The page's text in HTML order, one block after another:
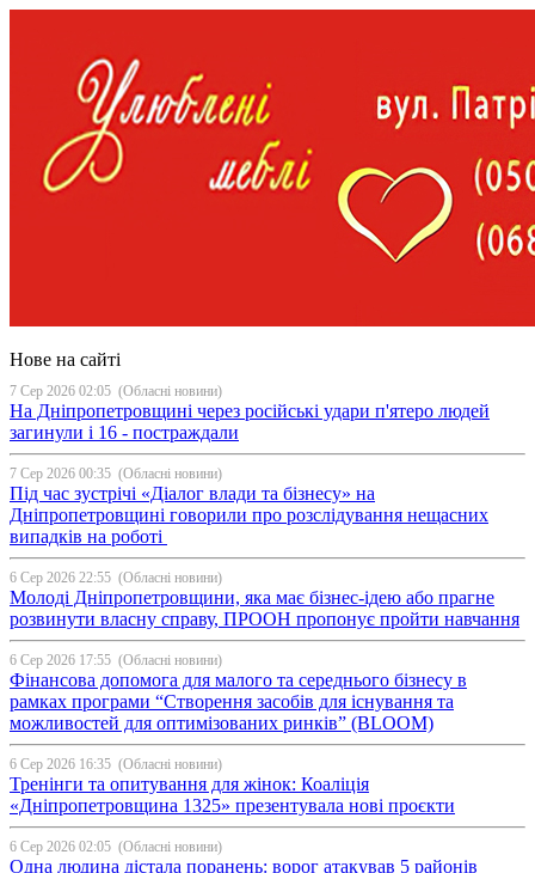
Нове на сайті
7 Сер 2026 02:05 (Обласні новини)
На Дніпропетровщині через російські удари п'ятеро людей
загинули і 16 - постраждали
7 Сер 2026 00:35 (Обласні новини)
Під час зустрічі «Діалог влади та бізнесу» на
Дніпропетровщині говорили про розслідування нещасних
випадків на роботі
6 Сер 2026 22:55 (Обласні новини)
Молоді Дніпропетровщини, яка має бізнес-ідею або прагне
розвинути власну справу, ПРООН пропонує пройти навчання
6 Сер 2026 17:55 (Обласні новини)
Фінансова допомога для малого та середнього бізнесу в
рамках програми “Створення засобів для існування та
можливостей для оптимізованих ринків” (BLOOM)
6 Сер 2026 16:35 (Обласні новини)
Тренінги та опитування для жінок: Коаліція
«Дніпропетровщина 1325» презентувала нові проєкти
6 Сер 2026 02:05 (Обласні новини)
Одна людина дістала поранень: ворог атакував 5 районів